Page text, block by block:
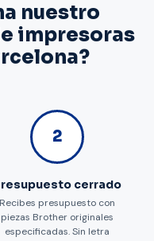
nuestro
impresoras
2
cerrado
Recibes presupuesto con
piezas Brother originales
especificadas. Sin letra